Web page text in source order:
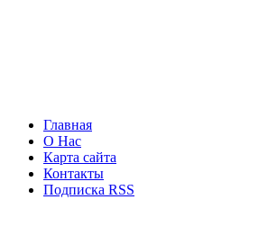
Главная
О Нас
Карта сайта
Контакты
Подписка RSS